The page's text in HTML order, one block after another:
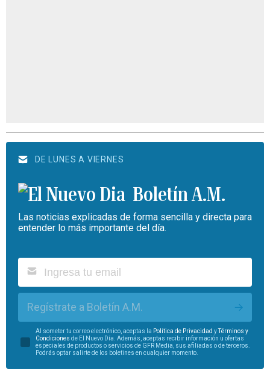
DE LUNES A VIERNES
Boletín A.M.
Las noticias explicadas de forma sencilla y directa para
entender lo más importante del día.
Regístrate a Boletín A.M.
Al someter tu correo electrónico, aceptas la Política de Privacidad yTérminos y
Condiciones de El Nuevo Día. Además, aceptas recibir información u ofertas
especiales de productos o servicios de GFR Media, sus afiliadas o de terceros.
Podrás optar salirte de los boletines en cualquier momento.